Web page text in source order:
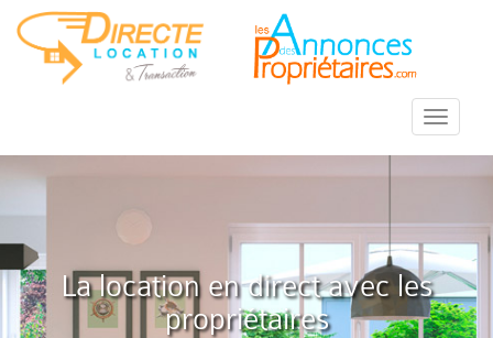
::Menu::
La location en direct avec les
propriétaires